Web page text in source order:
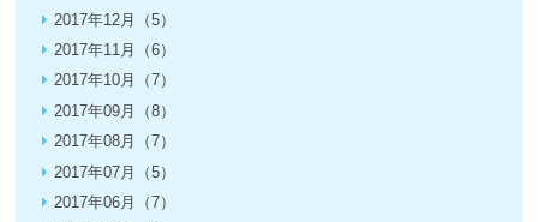
2017年12月（5）
2017年11月（6）
2017年10月（7）
2017年09月（8）
2017年08月（7）
2017年07月（5）
2017年06月（7）